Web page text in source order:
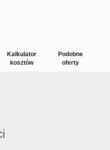
Kalkulator
kosztów
Podobne
oferty